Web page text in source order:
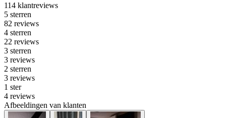
114 klantreviews
5 sterren
82 reviews
4 sterren
22 reviews
3 sterren
3 reviews
2 sterren
3 reviews
1 ster
4 reviews
Afbeeldingen van klanten